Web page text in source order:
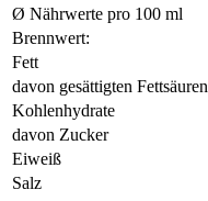
Ø Nährwerte pro 100 ml
Brennwert:
Fett
davon gesättigten Fettsäuren
Kohlenhydrate
davon Zucker
Eiweiß
Salz